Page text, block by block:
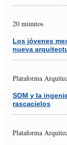
20 minutos
Los jóvenes
nueva
Plataforma
SOM y la
rascacielos
Plataforma